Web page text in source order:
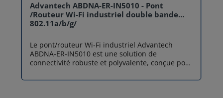
Advantech ABDNA-ER-IN5010 - Pont
/Routeur Wi-Fi industriel double bande
802.11a/b/g/
Le pont/routeur Wi‑Fi industriel Advantech
ABDNA‑ER‑IN5010 est une solution de
connectivité robuste et polyvalente, conçue pour
applications IoT/M2M exigeantes. Cet